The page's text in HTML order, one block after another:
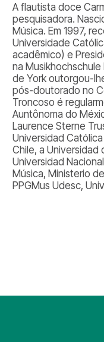
A flautista doce
pesquisadora.
Música. Em 1997,
Universidade
acadêmico) e
na
de York outorgou-
pós-doutorado no
Troncoso é
Auntônoma do
Laurence Sterne
Universidad
Chile, a
Universidad
Música, Ministerio
PPGMus Udesc,